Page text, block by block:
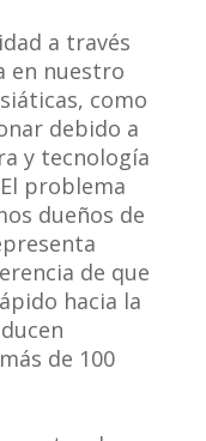
a través
en nuestro
como
debido a
y tecnología
problema
dueños de
de que
hacia la
de 100